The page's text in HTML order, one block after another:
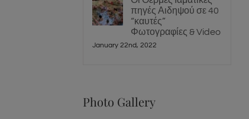
πηγές Αιδηψού σε 40
“καυτές”
Φωτογραφίες & Video
January 22nd, 2022
Photo Gallery